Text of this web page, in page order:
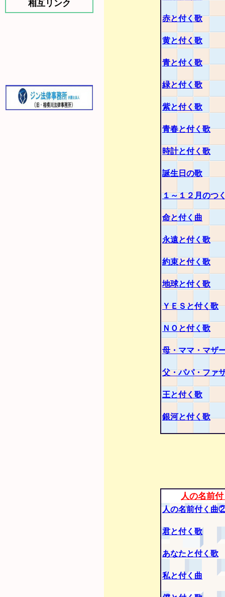
相互リンク
赤と付く歌
黄と付く歌
青と付く歌
緑と付く歌
紫と付く歌
青春と付く歌
時計と付く歌
誕生日の歌
１～１２月のつ
命と付く曲
永遠と付く歌
約束と付く歌
地球と付く歌
ＹＥＳと付く歌
ＮＯと付く歌
母・ママ・マザ
父・パパ・ファ
王と付く歌
銀河と付く歌
人の名前
人の名前付く曲
君と付く歌
あなたと付く歌
私と付く曲